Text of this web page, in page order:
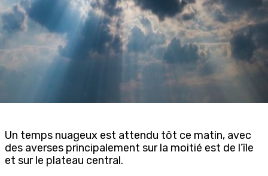
Un temps nuageux est attendu tôt ce matin, avec
des averses principalement sur la moitié est de l’île
et sur le plateau central.